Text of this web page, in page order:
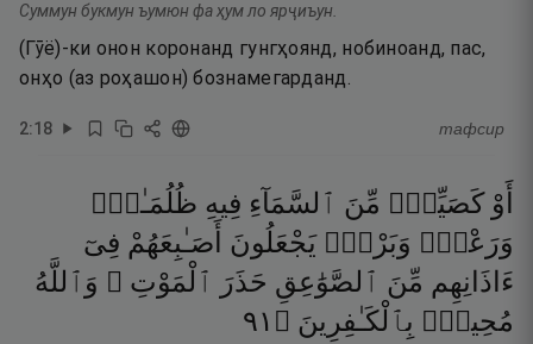
Суммун букмун ъумюн фа ҳум ло ярҷиъун.
(Гӯё)-ки онон коронанд гунгҳоянд, нобиноанд, пас,
онҳо (аз роҳашон) бознамегарданд.
2:18 тафсир
أَوْ كَصَيِّبٍۢ مِّنَ ٱلسَّمَآءِ فِيهِ ظُلُمَـٰتٌۭ
وَرَعْدٌۭ وَبَرْقٌۭ يَجْعَلُونَ أَصَـٰبِعَهُمْ فِىٓ
ءَاذَانِهِم مِّنَ ٱلصَّوَٰعِقِ حَذَرَ ٱلْمَوْتِ ۚ وَٱللَّهُ
مُحِيطٌۢ بِٱلْكَـٰفِرِينَ ۝ ١٩